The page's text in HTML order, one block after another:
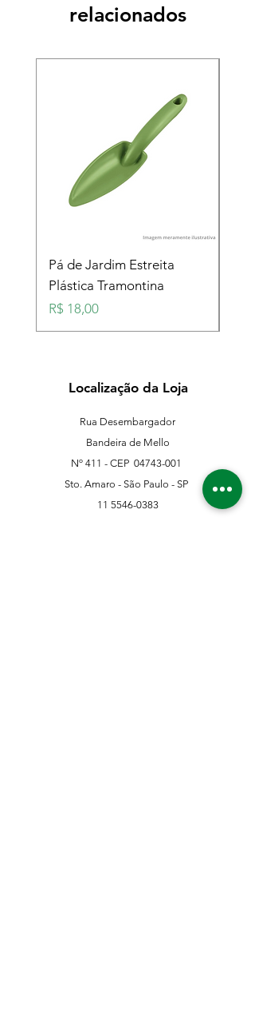
relacionados
Pá de Jardim Estreita
Plástica Tramontina
Preço
R$ 18,00
Localização da Loja
Rua Desembargador
Bandeira de Mello
Nº 411 - CEP 04743-001
Sto. Amaro - São Paulo - SP
11 5546-0383